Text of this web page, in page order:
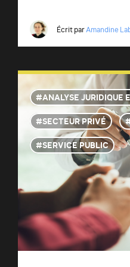
Écrit parAmandine
ANALYSE JURIDIQUE
SECTEUR PRIVÉ
SERVICE PUBLIC